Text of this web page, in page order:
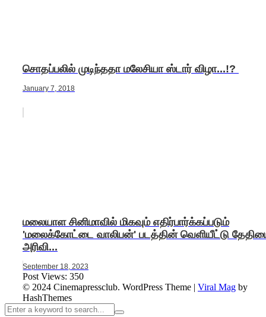
சொதப்பலில் முடிந்ததா மலேசியா ஸ்டார் விழா...!?
January 7, 2018
மலையாள சினிமாவில் மிகவும் எதிர்பார்க்கப்படும்
'மலைக்கோட்டை வாலிபன்' படத்தின் வெளியீட்டு
அரிவி...
September 18, 2023
Post Views: 350
© 2024 Cinemapressclub. WordPress Theme | Viral Mag by
HashThemes